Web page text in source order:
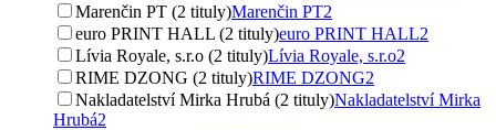
Marenčin PT (2 tituly)Marenčin PT2
euro PRINT HALL (2 tituly)euro PRINT HALL2
Lívia Royale, s.r.o (2 tituly)Lívia Royale, s.r.o2
RIME DZONG (2 tituly)RIME DZONG2
Nakladatelství Mirka Hrubá (2 tituly)Nakladatelství Mirka
Hrubá2